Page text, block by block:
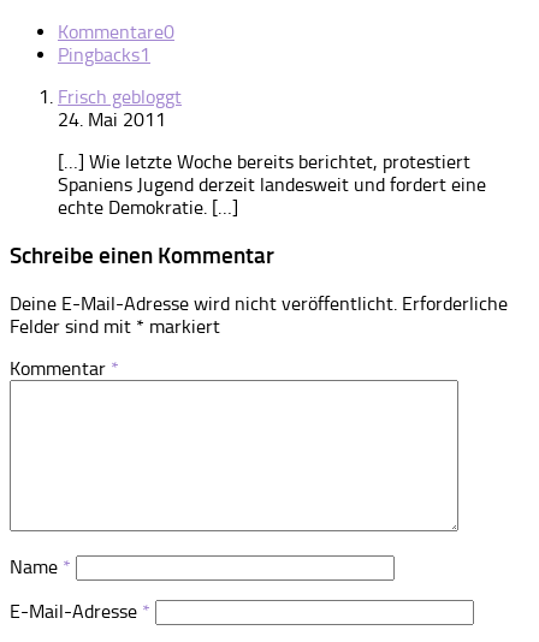
Kommentare0
Pingbacks1
Frisch gebloggt
24. Mai 2011
[…] Wie letzte Woche bereits berichtet, protestiert
Spaniens Jugend derzeit landesweit und fordert eine
echte Demokratie. […]
Schreibe einen Kommentar
Deine E-Mail-Adresse wird nicht veröffentlicht. Erforderliche
Felder sind mit * markiert
Kommentar *
Name *
E-Mail-Adresse *